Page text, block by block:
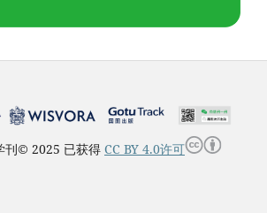
刊© 2025 已获得 CC BY 4.0许可